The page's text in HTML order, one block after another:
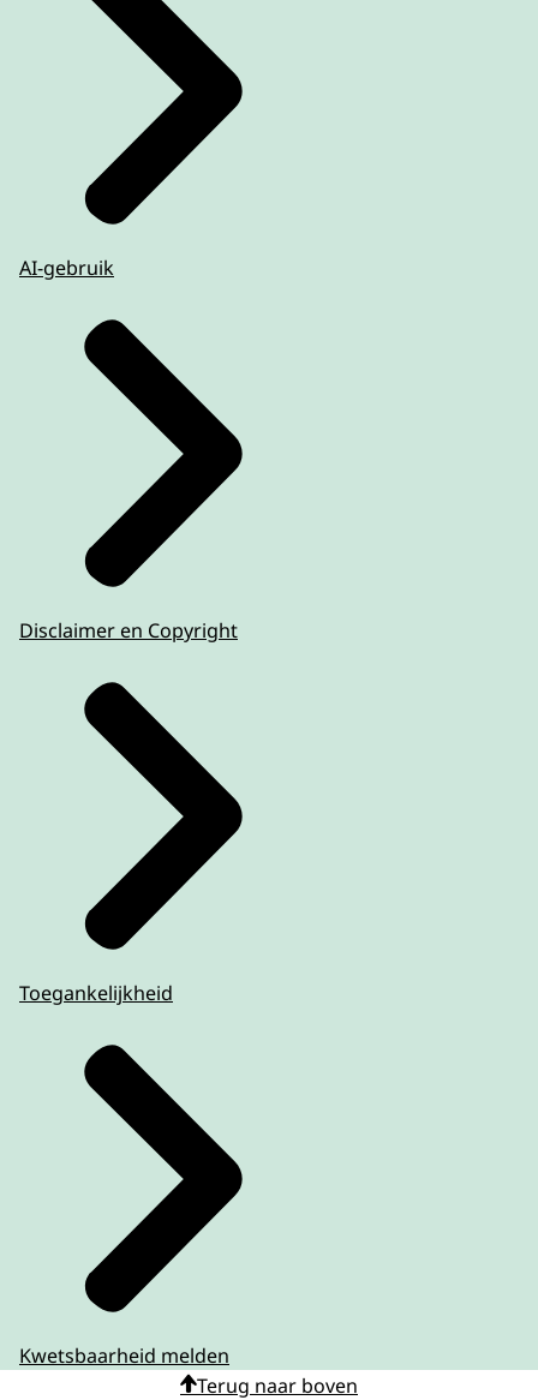
AI-gebruik
Disclaimer en Copyright
Toegankelijkheid
Kwetsbaarheid melden
Terug naar boven